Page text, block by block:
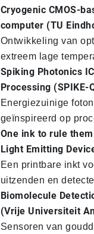
Cryogenic CMOS-
computer (TU
Ontwikkeling van
extreem lage
Spiking Photonics
Processing (SPIKE-
Energiezuinige
geïnspireerd op
One ink to rule
Light Emitting
Een printbare inkt
uitzenden en
Biomolecule
(Vrije Universiteit
Sensoren van